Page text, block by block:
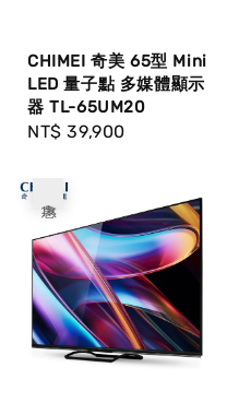
CHIMEI 奇美 65型 Mini
LED 量子點 多媒體顯示
器 TL-65UM20
Regular
NT$ 39,900